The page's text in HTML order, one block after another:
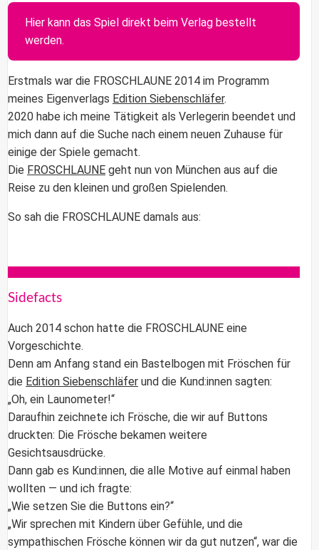
Hier kann das Spiel direkt beim Verlag bestellt
werden.
Erstmals war die FROSCHLAUNE 2014 im Programm
meines Eigenverlags Edition Siebenschläfer.
2020 habe ich meine Tätigkeit als Verlegerin beendet und
mich dann auf die Suche nach einem neuen Zuhause für
einige der Spiele gemacht.
Die FROSCHLAUNE geht nun von München aus auf die
Reise zu den kleinen und großen Spielenden.
So sah die FROSCHLAUNE damals aus:
Sidefacts
Auch 2014 schon hatte die FROSCHLAUNE eine
Vorgeschichte.
Denn am Anfang stand ein Bastelbogen mit Fröschen für
die Edition Siebenschläfer und die Kund:innen sagten:
„Oh, ein Launometer!“
Daraufhin zeichnete ich Frösche, die wir auf Buttons
druckten: Die Frösche bekamen weitere
Gesichtsausdrücke.
Dann gab es Kund:innen, die alle Motive auf einmal haben
wollten — und ich fragte:
„Wie setzen Sie die Buttons ein?“
„Wir sprechen mit Kindern über Gefühle, und die
sympathischen Frösche können wir da gut nutzen“, war die